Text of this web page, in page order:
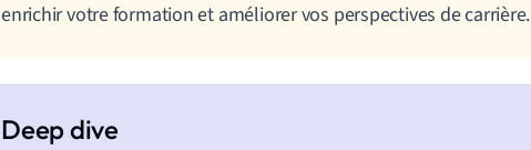
enrichir votre formation et améliorer vos perspectives de carrière.